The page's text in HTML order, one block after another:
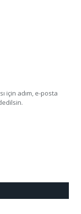
için adım, e-posta